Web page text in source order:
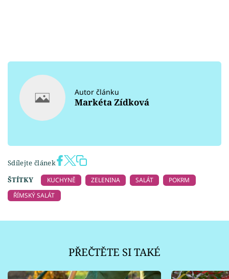
Autor článku
Markéta Zídková
Sdílejte článek
ŠTÍTKY
KUCHYNĚ ZELENINA SALÁT
POKRM
ŘÍMSKÝ SALÁT
PŘEČTĚTE SI TAKÉ